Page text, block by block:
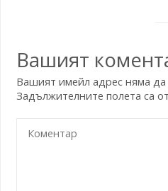
Вашият
Вашият имейл адрес няма да
Задължителните полета са